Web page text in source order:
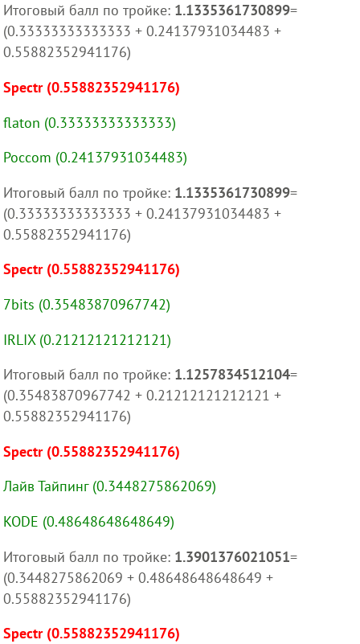
Итоговый балл по тройке: 1.1335361730899=
(0.33333333333333 + 0.24137931034483 +
0.55882352941176)
Spectr (0.55882352941176)
flaton (0.33333333333333)
Poccom (0.24137931034483)
Итоговый балл по тройке: 1.1335361730899=
(0.33333333333333 + 0.24137931034483 +
0.55882352941176)
Spectr (0.55882352941176)
7bits (0.35483870967742)
IRLIX (0.21212121212121)
Итоговый балл по тройке: 1.1257834512104=
(0.35483870967742 + 0.21212121212121 +
0.55882352941176)
Spectr (0.55882352941176)
Лайв Тайпинг (0.3448275862069)
KODE (0.48648648648649)
Итоговый балл по тройке: 1.3901376021051=
(0.3448275862069 + 0.48648648648649 +
0.55882352941176)
Spectr (0.55882352941176)